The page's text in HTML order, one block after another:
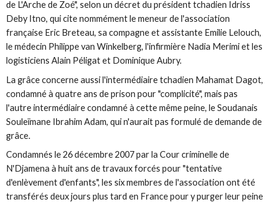
de L'Arche de Zoé", selon un décret du président tchadien Idriss
Deby Itno, qui cite nommément le meneur de l'association
française Eric Breteau, sa compagne et assistante Emilie Lelouch,
le médecin Philippe van Winkelberg, l'infirmière Nadia Merimi et les
logisticiens Alain Péligat et Dominique Aubry.
La grâce concerne aussi l'intermédiaire tchadien Mahamat Dagot,
condamné à quatre ans de prison pour "complicité", mais pas
l'autre intermédiaire condamné à cette même peine, le Soudanais
Souleïmane Ibrahim Adam, qui n'aurait pas formulé de demande de
grâce.
Condamnés le 26 décembre 2007 par la Cour criminelle de
N'Djamena à huit ans de travaux forcés pour "tentative
d'enlèvement d'enfants", les six membres de l'association ont été
transférés deux jours plus tard en France pour y purger leur peine